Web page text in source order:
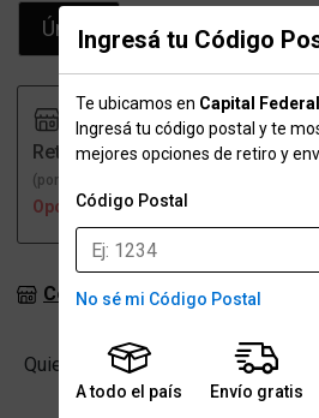
Ingresá tu Código
Te ubicamos en Capital Federal
Ingresá tu código postal y te
mejores opciones de retiro y
Código Postal
No sé mi Código Postal
A todo el país Envío gratis
Único
Retiro
(por una sucursal)
Opción no disponible
Consultar stock en sucursales
Quiero -
Cantidad